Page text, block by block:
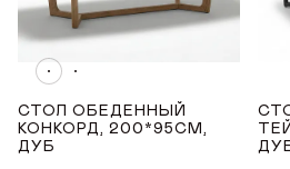
ТОНИРОВКА
Белый
Орех
Светлый дуб с чёрной
СТОЛ ОБЕДЕННЫЙ
КОНКОРД, 200*95СМ,
ДУБ